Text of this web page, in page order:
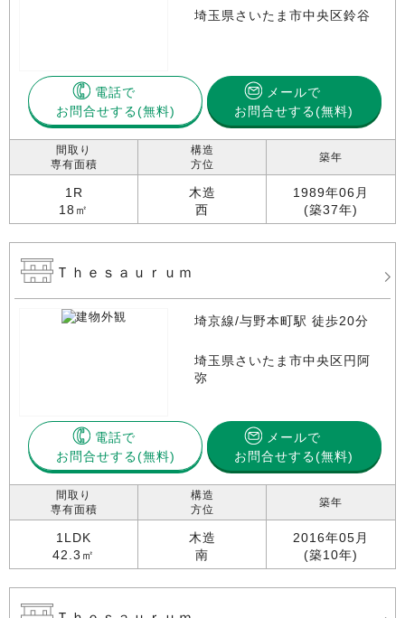
埼玉県さいたま市中央区鈴谷
電話で
お問合せする
メールで
お問合せする(無料)
間取り
専有面積
1R
18㎡
構造
方位
木造
西
築年
1989年06月
(築37年)
Ｔｈｅｓａｕｒｕｍ
埼京線/与野本町駅 徒歩20分
埼玉県さいたま市中央区円阿
弥
電話で
お問合せする
メールで
お問合せする(無料)
間取り
専有面積
1LDK
42.3㎡
構造
方位
木造
南
築年
2016年05月
(築10年)